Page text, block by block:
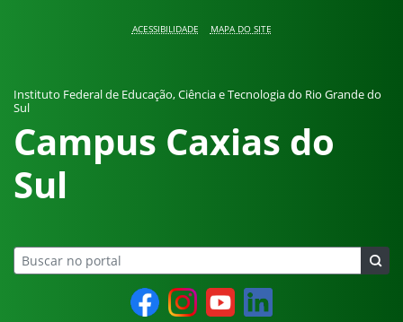
ACESSIBILIDADE MAPA DO SITE
Instituto Federal de Educação, Ciência e Tecnologia do Rio Grande do
Sul
Campus Caxias do
Sul
FacebookInstagramYouTube LinkedIn